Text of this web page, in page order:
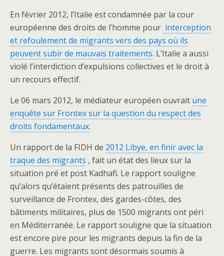
En février 2012, l’Italie est condamnée par la cour
européenne des droits de l’homme pour interception
et refoulement de migrants vers des pays où ils
peuvent subir de mauvais traitements. L’Italie a aussi
violé l’interdiction d’expulsions collectives et le droit à
un recours effectif.
Le 06 mars 2012, le médiateur européen ouvrait une
enquête sur Frontex sur la question du respect des
droits fondamentaux.
Un rapport de la FIDH de 2012 Libye, en finir avec la
traque des migrants , fait un état des lieux sur la
situation pré et post Kadhafi. Le rapport souligne
qu’alors qu’étaient présents des patrouilles de
surveillance de Frontex, des gardes-côtes, des
bâtiments militaires, plus de 1500 migrants ont péri
en Méditerranée. Le rapport souligne que la situation
est encore pire pour les migrants depuis la fin de la
guerre. Les migrants sont désormais soumis à